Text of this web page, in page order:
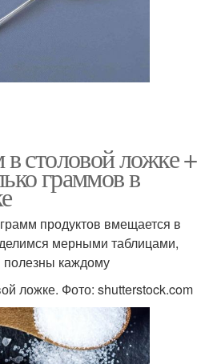
столовой ложке +
граммов в
продуктов вмещается в
мерными таблицами,
полезны каждому
ложке. Фото: shutterstock.com